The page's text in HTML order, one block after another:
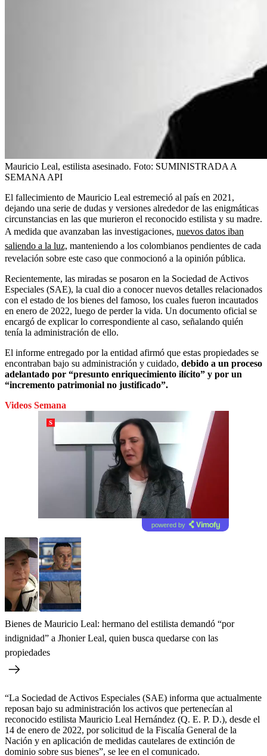
Mauricio Leal, estilista asesinado. Foto: SUMINISTRADA A
SEMANA API
El fallecimiento de Mauricio Leal estremeció al país en 2021,
dejando una serie de dudas y versiones alrededor de las enigmáticas
circunstancias en las que murieron el reconocido estilista y su madre.
A medida que avanzaban las investigaciones, nuevos datos iban
saliendo a la luz, manteniendo a los colombianos pendientes de cada
revelación sobre este caso que conmocionó a la opinión pública.
Recientemente, las miradas se posaron en la Sociedad de Activos
Especiales (SAE), la cual dio a conocer nuevos detalles relacionados
con el estado de los bienes del famoso, los cuales fueron incautados
en enero de 2022, luego de perder la vida. Un documento oficial se
encargó de explicar lo correspondiente al caso, señalando quién
tenía la administración de ello.
El informe entregado por la entidad afirmó que estas propiedades se
encontraban bajo su administración y cuidado, debido a un proceso
adelantado por “presunto enriquecimiento ilícito” y por un
“incremento patrimonial no justificado”.
Videos Semana
powered by
Bienes de Mauricio Leal: hermano del estilista demandó “por
indignidad” a Jhonier Leal, quien busca quedarse con las
propiedades
“La Sociedad de Activos Especiales (SAE) informa que actualmente
reposan bajo su administración los activos que pertenecían al
reconocido estilista Mauricio Leal Hernández (Q. E. P. D.), desde el
14 de enero de 2022, por solicitud de la Fiscalía General de la
Nación y en aplicación de medidas cautelares de extinción de
dominio sobre sus bienes”, se lee en el comunicado.